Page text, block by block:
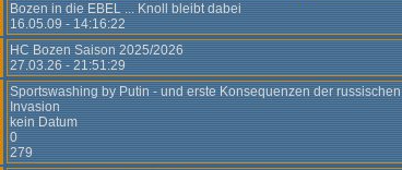
Bozen in die EBEL ... Knoll bleibt dabei
16.05.09 - 14:16:22
HC Bozen Saison 2025/2026
27.03.26 - 21:51:29
Sportswashing by Putin - und erste Konsequenzen der russischen
Invasion
kein Datum
0
279